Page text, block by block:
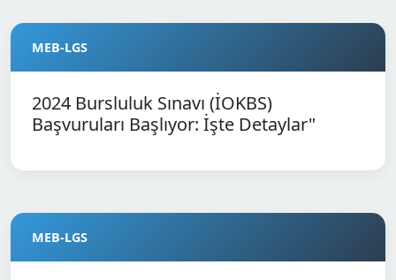
MEB-LGS
2024 Bursluluk Sınavı (İOKBS)
Başvuruları Başlıyor: İşte Detaylar"
MEB-LGS